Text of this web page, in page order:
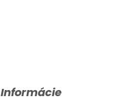
Informácie